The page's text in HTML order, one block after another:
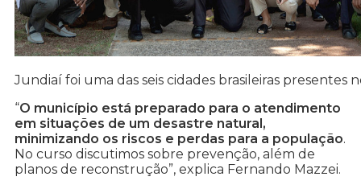
Jundiaí foi uma das seis cidades brasileiras presentes
“O município está preparado para o atendimento
em situações de um desastre natural,
minimizando os riscos e perdas para a população.
No curso discutimos sobre prevenção, além de
planos de reconstrução”, explica Fernando Mazzei.